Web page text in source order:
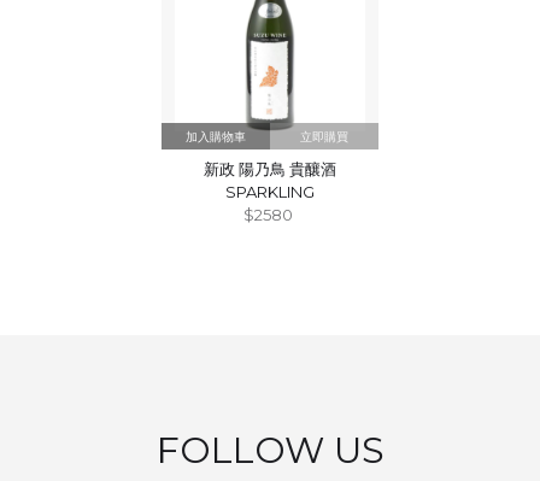
立即購買
新政 陽乃鳥 貴釀酒
SPARKLING
$2580
FOLLOW US